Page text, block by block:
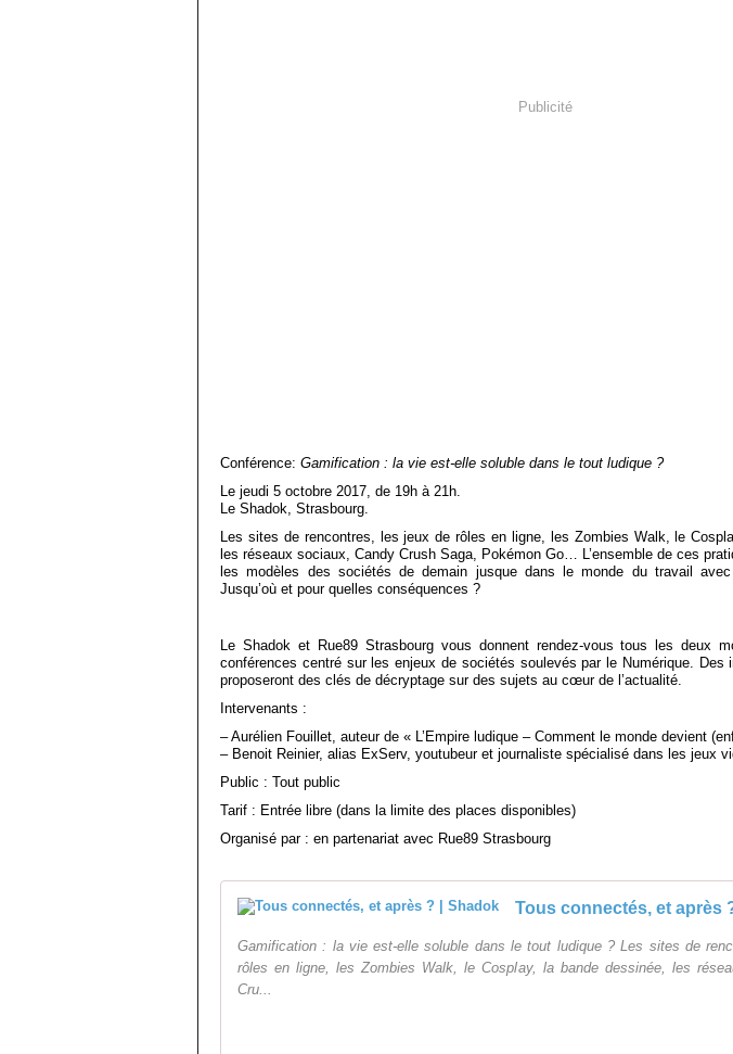
Publicité
Conférence: Gamification : la vie est-elle soluble dans le tout ludique ?
Le jeudi 5 octobre 2017, de 19h à 21h.
Le Shadok, Strasbourg.
Les sites de rencontres, les jeux de rôles en ligne, les Zombies Walk, le
les réseaux sociaux, Candy Crush Saga, Pokémon Go… L’ensemble de ces
les modèles des sociétés de demain jusque dans le monde du travail
Jusqu’où et pour quelles conséquences ?
Le Shadok et Rue89 Strasbourg vous donnent rendez-vous tous les deux
conférences centré sur les enjeux de sociétés soulevés par le Numérique. Des
proposeront des clés de décryptage sur des sujets au cœur de l’actualité.
Intervenants :
– Aurélien Fouillet, auteur de « L’Empire ludique – Comment le monde devient
– Benoit Reinier, alias ExServ, youtubeur et journaliste spécialisé dans les jeux
Public : Tout public
Tarif : Entrée libre (dans la limite des places disponibles)
Organisé par : en partenariat avec Rue89 Strasbourg
Tous connectés, et après
Gamification : la vie est-elle soluble dans le tout ludique ? Les sites de
rôles en ligne, les Zombies Walk, le Cosplay, la bande dessinée, les
Cru...